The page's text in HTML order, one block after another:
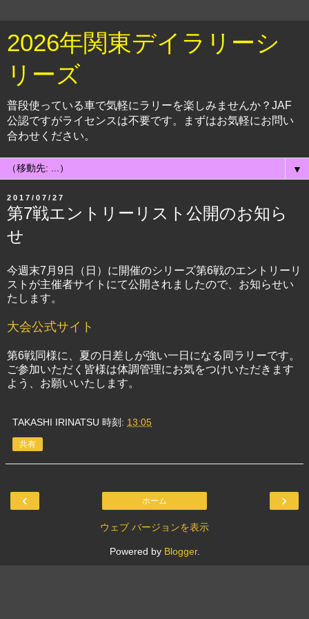
2026年関東デイラリーシ
リーズ
普段使っている車で気軽にラリーを楽しみませんか？JAF
公認ですがライセンスは不要です。まずはお気軽にお問い
合わせください。
▼
2017/07/27
第7戦エントリーリスト公開のお知ら
せ
今週末7月9日（日）に開催のシリーズ第6戦のエントリーリ
ストが主催者サイトにて公開されましたので、お知らせい
たします。
大会公式サイト
第6戦同様に、夏の日差しが強い一日になる同ラリーです。
ご参加いただく皆様は体調管理にお気をつけいただきます
よう、お願いいたします。
TAKASHI IRINATSU 時刻: 13:05
共有
‹ ›
ホーム
ウェブ バージョンを表示
Powered by Blogger.